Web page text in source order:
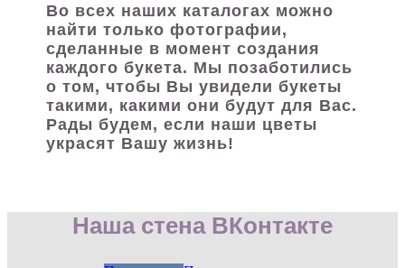
Во всех наших каталогах можно
найти только фотографии,
сделанные в момент создания
каждого букета. Мы позаботились
о том, чтобы Вы увидели букеты
такими, какими они будут для Вас.
Рады будем, если наши цветы
украсят Вашу жизнь!
Наша стена ВКонтакте